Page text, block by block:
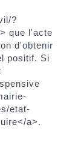
?
que l'acte
d'obtenir
positif. Si
etat-
a>.